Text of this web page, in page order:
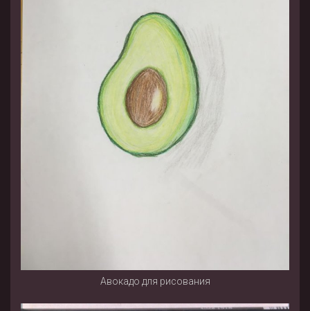
Авокадо для рисования